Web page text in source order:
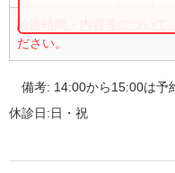
診療時間・内容等について
ださい。
備考: 14:00から15:00は予
休診日:日・祝